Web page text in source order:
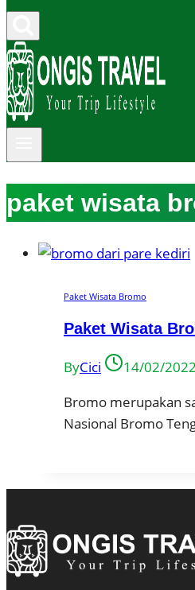
paket wisata
Paket Wisata Bromo
Paket Wisata
ByCici 14/02/2022
Bromo merupakan
Nasional Bromo